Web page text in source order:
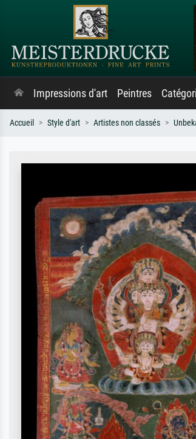
Impressions d'art Peintres
Accueil Style d'art Artistes non classés